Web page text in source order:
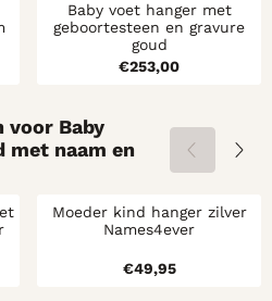
Baby voet hanger met
geboortesteen en gravure
goud
Prijs: 253,00
€253,00
voor Baby
met naam en
Moeder kind hanger zilver
Names4ever
Prijs: 49,95
€49,95